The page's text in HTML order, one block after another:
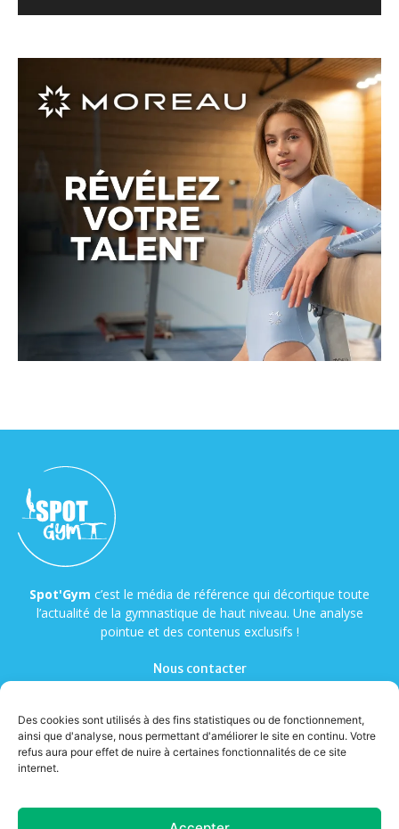
Des cookies sont utilisés à des fins statistiques ou de fonctionnement,
ainsi que d'analyse, nous permettant d'améliorer le site en continu. Votre
refus aura pour effet de nuire à certaines fonctionnalités de ce site
internet.
Spot'Gym c’est le média de référence qui décortique toute
l’actualité de la gymnastique de haut niveau. Une analyse
pointue et des contenus exclusifs !
Nous contacter